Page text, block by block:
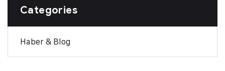
Categories
Haber & Blog